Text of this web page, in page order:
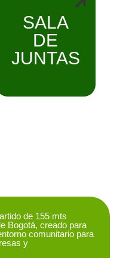
SALA
DE
JUNTAS
de 155 mts
Bogotá, creado para
comunitario para
y